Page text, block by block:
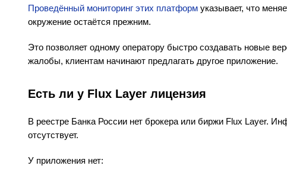
Проведённый мониторинг этих платформ указывает, что
окружение остаётся прежним.
Это позволяет одному оператору быстро создавать новые
жалобы, клиентам начинают предлагать другое приложение.
Есть ли у Flux Layer лицензия
В реестре Банка России нет брокера или биржи Flux Layer.
отсутствует.
У приложения нет: